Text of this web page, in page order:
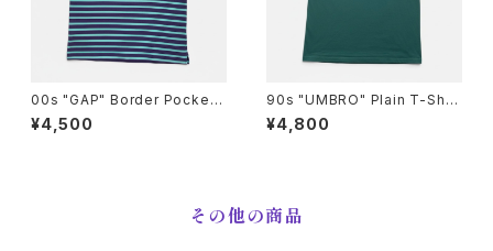
00s "GAP" Border Pocket
T-Shirts ギャップ ボーダー ポ
ケットTシャツ [L]
¥4,500
90s "UMBRO" Plain T-Shirt
アンブロ 無地Tシャツ [S]
¥4,800
その他の商品